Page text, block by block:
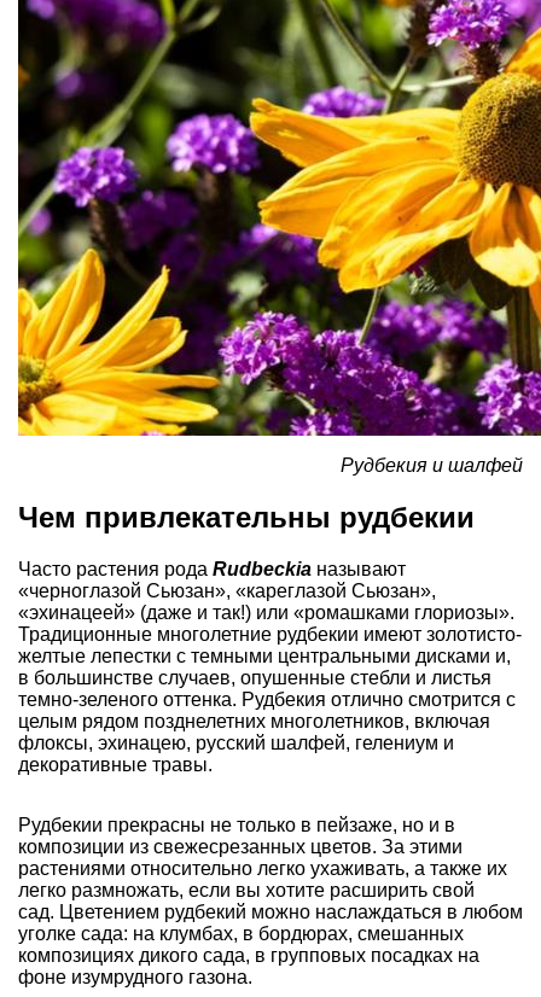
Рудбекия и шалфей
Чем привлекательны рудбекии
Часто растения рода Rudbeckia называют
«черноглазой Сьюзан», «кареглазой Сьюзан»,
«эхинацеей» (даже и так!) или «ромашками глориозы».
Традиционные многолетние рудбекии имеют золотисто-
желтые лепестки с темными центральными дисками и,
в большинстве случаев, опушенные стебли и листья
темно-зеленого оттенка. Рудбекия отлично смотрится с
целым рядом позднелетних многолетников, включая
флоксы, эхинацею, русский шалфей, гелениум и
декоративные травы.
Рудбекии прекрасны не только в пейзаже, но и в
композиции из свежесрезанных цветов. За этими
растениями относительно легко ухаживать, а также их
легко размножать, если вы хотите расширить свой
сад. Цветением рудбекий можно наслаждаться в любом
уголке сада: на клумбах, в бордюрах, смешанных
композициях дикого сада, в групповых посадках на
фоне изумрудного газона.